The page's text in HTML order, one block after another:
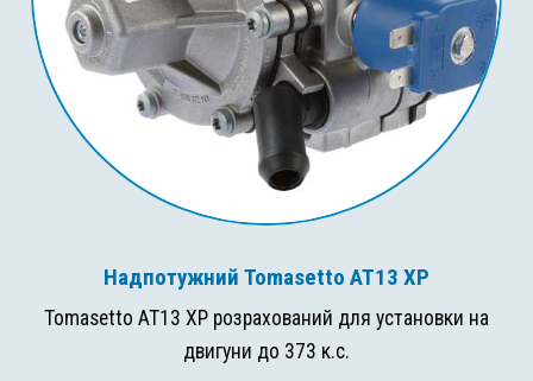
Надпотужний Tomasetto AT13 XP
Tomasetto AT13 XP розрахований для установки на
двигуни до 373 к.с.